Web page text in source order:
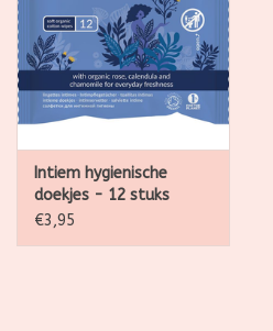
Belgisch
Workshops
Furry Friends
Intiem hygienische
doekjes - 12 stuks
€3,95